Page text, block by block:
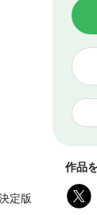
作品
定版